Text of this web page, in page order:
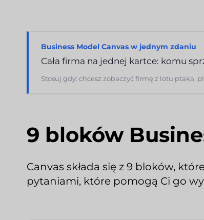
Business Model Canvas w jednym zdaniu
Cała firma na jednej kartce: komu
Stosuj gdy: chcesz zobaczyć firmę z lotu ptaka,
9 bloków
Canvas składa się z 9 bloków,
pytaniami, które pomogą Ci go